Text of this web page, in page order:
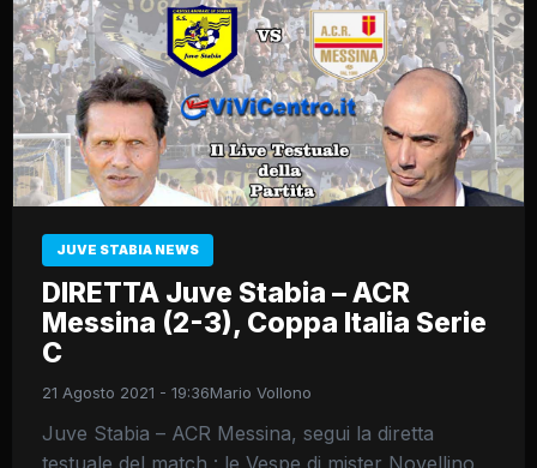
JUVE STABIA NEWS
DIRETTA Juve Stabia – ACR
Messina (2-3), Coppa Italia Serie
C
21 Agosto 2021 - 19:36Mario Vollono
Juve Stabia – ACR Messina, segui la diretta